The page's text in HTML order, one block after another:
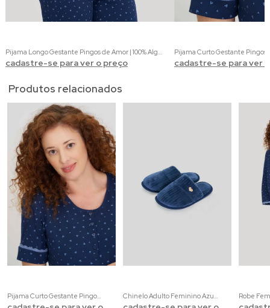
Pijama Longo Gestante Pingos de Amor | 100% Algodão com Estampa de Corações
cadastre-se para ver o preço cadastre-se para ver
Produtos relacionados
Pijama Curto Gestante Pingos de Amor | 100% Algodão com Estampa de Corações Chinelo Adulto Feminino Azul marinho e Preto